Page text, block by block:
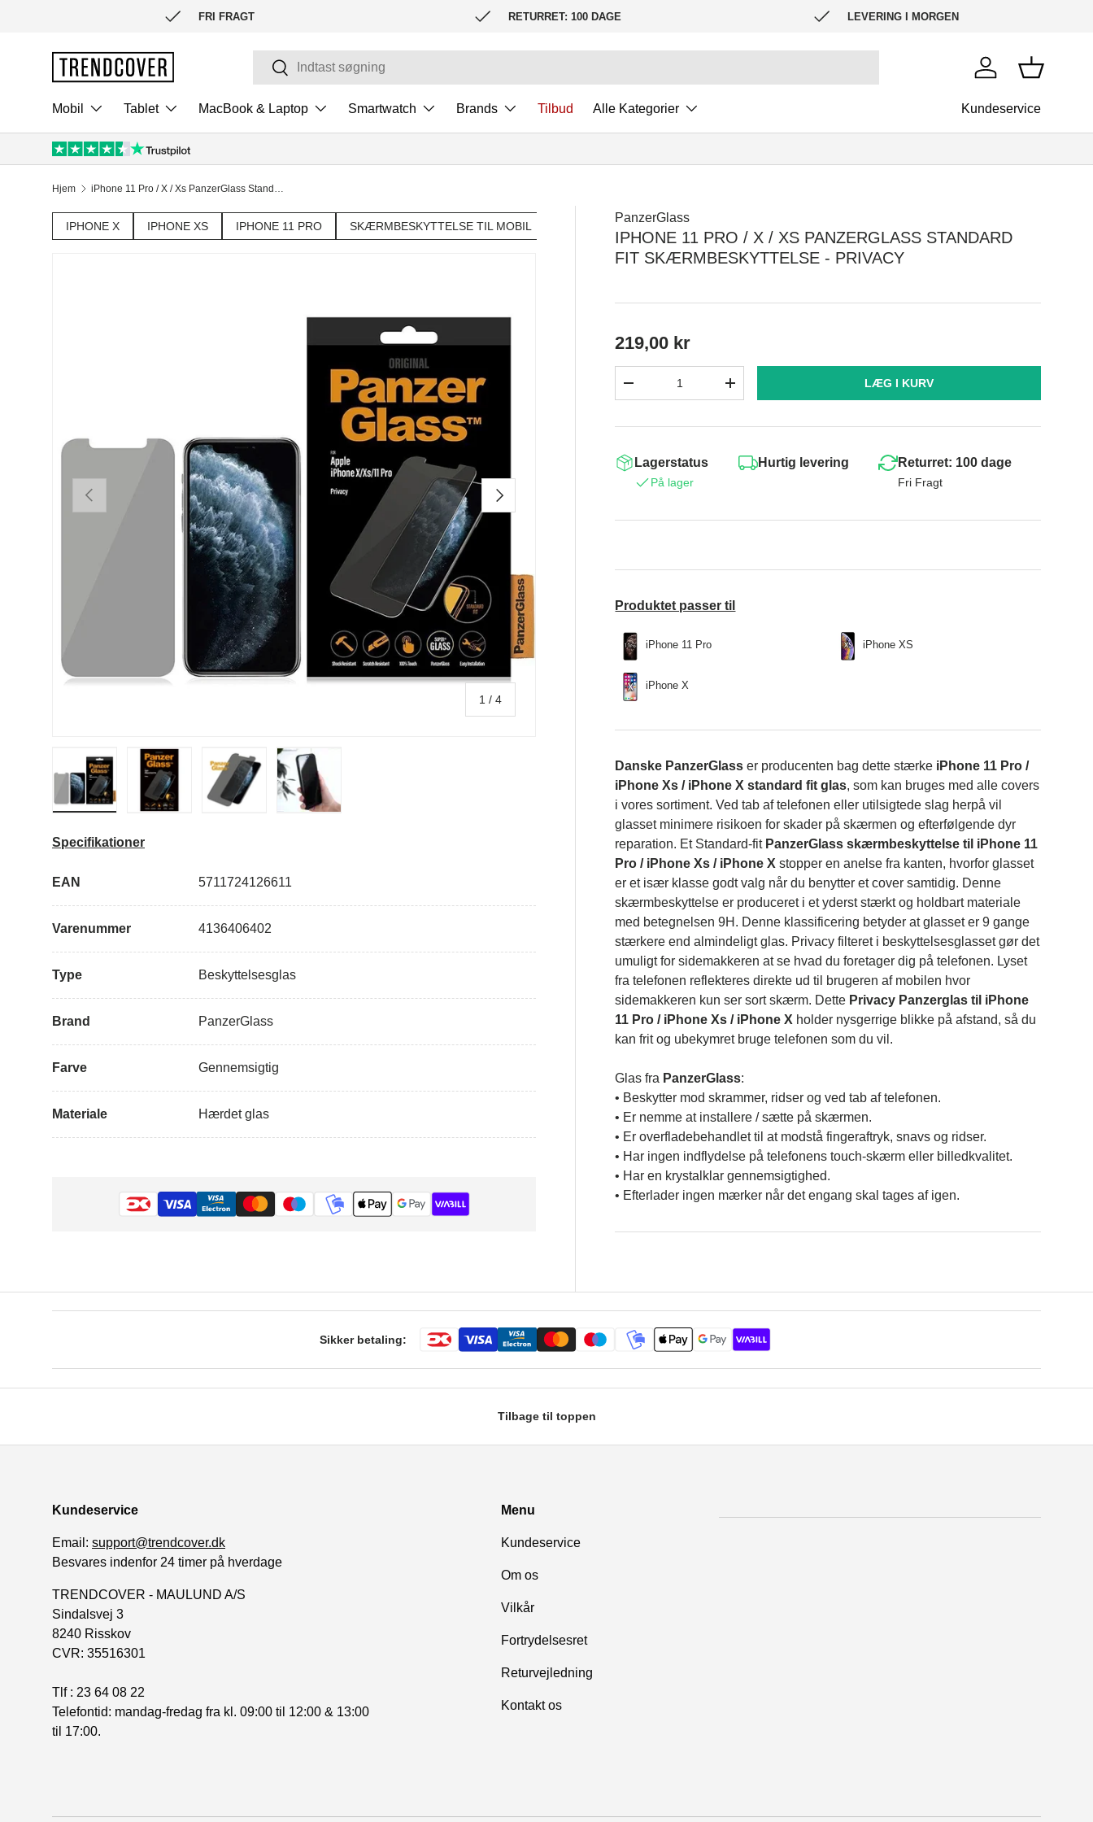
FRI FRAGT RETURRET: 100 DAGE LEVERING I MORGEN
SøgSøg
Log indKurv
Mobil Tablet MacBook & Laptop Smartwatch Brands Tilbud Alle Kategorier Kundeservice
Hjem iPhone 11 Pro / X / Xs PanzerGlass Standard Fit Skærmbeskyttelse - Privacy
IPHONE X IPHONE XS IPHONE 11 PRO SKÆRMBESKYTTELSE TIL MOBIL PANZERGLASS®
FORRIGE
1 /af
4
NÆSTE
PanzerGlass
IPHONE 11 PRO / X / XS PANZERGLASS STANDARD
FIT SKÆRMBESKYTTELSE - PRIVACY
219,00 kr
+ LÆG I KURV
Lagerstatus
På lager
Hurtig levering Returret: 100 dage
Fri Fragt
Produktet passer til
iPhone 11 Pro iPhone XS
iPhone X
Danske PanzerGlass er producenten bag dette stærke iPhone 11 Pro /
iPhone Xs / iPhone X standard fit glas, som kan bruges med alle covers
i vores sortiment. Ved tab af telefonen eller utilsigtede slag herpå vil
glasset minimere risikoen for skader på skærmen og efterfølgende dyr
reparation. Et Standard-fit PanzerGlass skærmbeskyttelse til iPhone 11
Pro / iPhone Xs / iPhone X stopper en anelse fra kanten, hvorfor glasset
er et især klasse godt valg når du benytter et cover samtidig. Denne
skærmbeskyttelse er produceret i et yderst stærkt og holdbart materiale
med betegnelsen 9H. Denne klassificering betyder at glasset er 9 gange
stærkere end almindeligt glas. Privacy filteret i beskyttelsesglasset gør det
umuligt for sidemakkeren at se hvad du foretager dig på telefonen. Lyset
fra telefonen reflekteres direkte ud til brugeren af mobilen hvor
sidemakkeren kun ser sort skærm. Dette Privacy Panzerglas til iPhone
11 Pro / iPhone Xs / iPhone X holder nysgerrige blikke på afstand, så du
kan frit og ubekymret bruge telefonen som du vil.
Glas fra PanzerGlass:
• Beskytter mod skrammer, ridser og ved tab af telefonen.
• Er nemme at installere / sætte på skærmen.
• Er overfladebehandlet til at modstå fingeraftryk, snavs og ridser.
• Har ingen indflydelse på telefonens touch-skærm eller billedkvalitet.
• Har en krystalklar gennemsigtighed.
• Efterlader ingen mærker når det engang skal tages af igen.
Specifikationer
EAN 5711724126611
Varenummer 4136406402
Type Beskyttelsesglas
Brand PanzerGlass
Farve Gennemsigtig
Materiale Hærdet glas
Sikker betaling:
Tilbage til toppen
Kundeservice
Email: support@trendcover.dk
Besvares indenfor 24 timer på hverdage
TRENDCOVER - MAULUND A/S
Sindalsvej 3
8240 Risskov
CVR: 35516301
Tlf : 23 64 08 22
Telefontid: mandag-fredag fra kl. 09:00 til 12:00 & 13:00
til 17:00.
Menu
Kundeservice
Om os
Vilkår
Fortrydelsesret
Returvejledning
Kontakt os